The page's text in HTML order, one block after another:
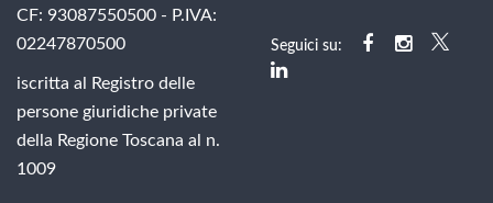
CF: 93087550500 - P.IVA:
02247870500
iscritta al Registro delle
persone giuridiche private
della Regione Toscana al n.
1009
Seguici su: